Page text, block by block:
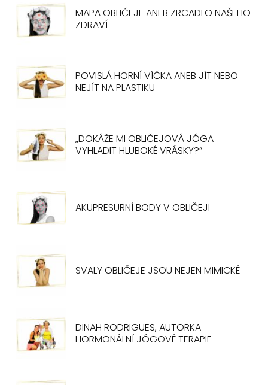
MAPA OBLIČEJE ANEB ZRCADLO NAŠEHO
ZDRAVÍ
POVISLÁ HORNÍ VÍČKA ANEB JÍT NEBO
NEJÍT NA PLASTIKU
„DOKÁŽE MI OBLIČEJOVÁ JÓGA
VYHLADIT HLUBOKÉ VRÁSKY?”
AKUPRESURNÍ BODY V OBLIČEJI
SVALY OBLIČEJE JSOU NEJEN MIMICKÉ
DINAH RODRIGUES, AUTORKA
HORMONÁLNÍ JÓGOVÉ TERAPIE